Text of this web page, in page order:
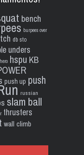
bench
burpees over
db sto
unders
hero hspu KB
push up push
russian
slam ball
thrusters
wall climb